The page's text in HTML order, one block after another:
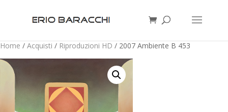
Home / Acquisti / Riproduzioni HD / 2007 Ambiente B 453